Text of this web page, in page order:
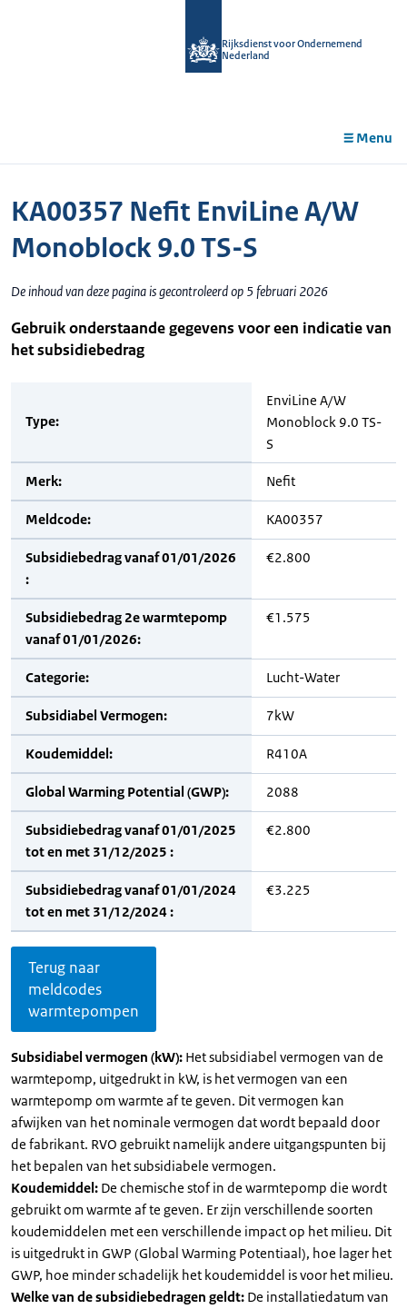
Rijksdienst voor Ondernemend
Nederland
Menu
KA00357 Nefit EnviLine A/W
Monoblock 9.0 TS-S
De inhoud van deze pagina is gecontroleerd op 5 februari 2026
Gebruik onderstaande gegevens voor een indicatie van
het subsidiebedrag
Type:
EnviLine A/W
Monoblock 9.0 TS-
S
Merk: Nefit
Meldcode: KA00357
Subsidiebedrag vanaf 01/01/2026
:
€2.800
Subsidiebedrag 2e warmtepomp
vanaf 01/01/2026:
€1.575
Categorie: Lucht-Water
Subsidiabel Vermogen: 7kW
Koudemiddel: R410A
Global Warming Potential (GWP): 2088
Subsidiebedrag vanaf 01/01/2025
tot en met 31/12/2025 :
€2.800
Subsidiebedrag vanaf 01/01/2024
tot en met 31/12/2024 :
€3.225
Terug naar
meldcodes
warmtepompen
Subsidiabel vermogen (kW): Het subsidiabel vermogen van de
warmtepomp, uitgedrukt in kW, is het vermogen van een
warmtepomp om warmte af te geven. Dit vermogen kan
afwijken van het nominale vermogen dat wordt bepaald door
de fabrikant. RVO gebruikt namelijk andere uitgangspunten bij
het bepalen van het subsidiabele vermogen.
Koudemiddel: De chemische stof in de warmtepomp die wordt
gebruikt om warmte af te geven. Er zijn verschillende soorten
koudemiddelen met een verschillende impact op het milieu. Dit
is uitgedrukt in GWP (Global Warming Potentiaal), hoe lager het
GWP, hoe minder schadelijk het koudemiddel is voor het milieu.
Welke van de subsidiebedragen geldt: De installatiedatum van